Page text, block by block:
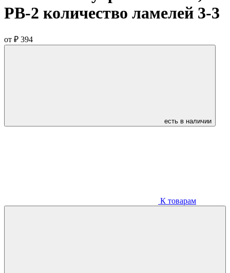
РВ-2 количество ламелей 3-3
от ₽ 394
есть в наличии
К товарам